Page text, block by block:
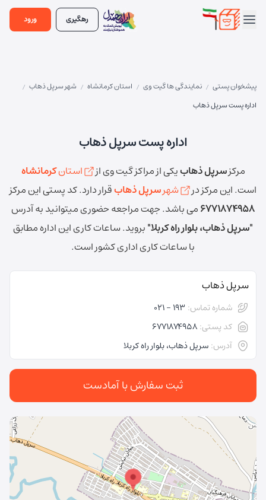
رهگیری ورود
پیشخوان پستی / نمایندگی ها گیت وی / استان کرمانشاه / شهر سرپل ذهاب /
اداره پست سرپل ذهاب
اداره پست سرپل ذهاب
مرکزسرپل ذهابیکی از مراکز گیت وی از استانکرمانشاه
است.این مرکز در شهرسرپل ذهابقرار دارد.کد پستی این مرکز
6771874958می باشد.جهت مراجعه حضوری میتوانید به آدرس
"سرپل ذهاب، بلوار راه کربلا"بروید.ساعات کاری این اداره مطابق
با ساعات کاری اداری کشور است.
سرپل ذهاب
شماره تماس: 193 - 021
کد پستی: 6771874958
آدرس: سرپل ذهاب، بلوار راه کربلا
ثبت سفارش با آمادست
در حال بارگذاری نقشه